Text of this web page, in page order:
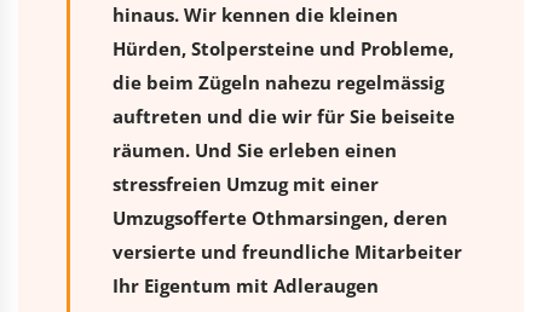
hinaus. Wir kennen die kleinen
Hürden, Stolpersteine und Probleme,
die beim Zügeln nahezu regelmässig
auftreten und die wir für Sie beiseite
räumen. Und Sie erleben einen
stressfreien Umzugmit einer
Umzugsofferte Othmarsingen, deren
versierte und freundliche Mitarbeiter
Ihr Eigentum mit Adleraugen